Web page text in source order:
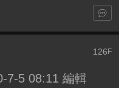
126F
7-5 08:11 編輯